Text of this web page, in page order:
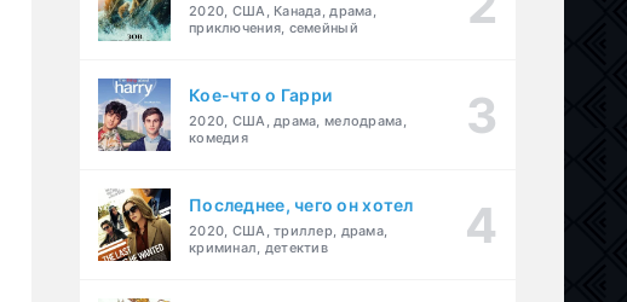
2020, США, Канада, драма,
приключения, семейный
Кое-что о Гарри
2020, США, драма, мелодрама,
комедия
Последнее, чего он хотел
2020, США, триллер, драма,
криминал, детектив